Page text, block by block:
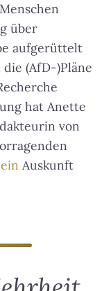
über
aufgerüttelt
(AfD-)Pläne
hat Anette
von
Auskunft